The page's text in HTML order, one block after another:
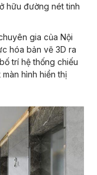
hữu đường nét tinh
gia của Nội
hóa bản vẽ 3D ra
trí hệ thống chiếu
hình hiển thị